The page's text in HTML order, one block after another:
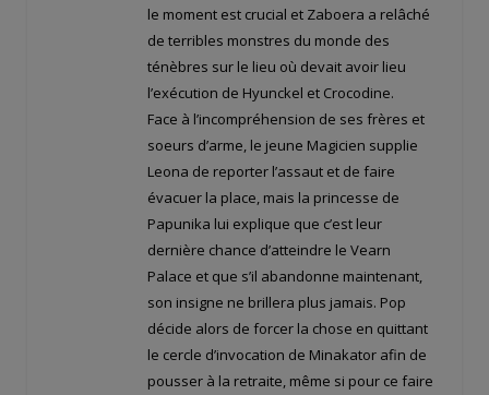
le moment est crucial et Zaboera a relâché
de terribles monstres du monde des
ténèbres sur le lieu où devait avoir lieu
l’exécution de Hyunckel et Crocodine.
Face à l’incompréhension de ses frères et
soeurs d’arme, le jeune Magicien supplie
Leona de reporter l’assaut et de faire
évacuer la place, mais la princesse de
Papunika lui explique que c’est leur
dernière chance d’atteindre le Vearn
Palace et que s’il abandonne maintenant,
son insigne ne brillera plus jamais. Pop
décide alors de forcer la chose en quittant
le cercle d’invocation de Minakator afin de
pousser à la retraite, même si pour ce faire